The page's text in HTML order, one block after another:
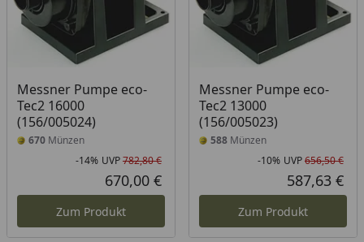
Messner Pumpe eco-
Tec2 16000
(156/005024)
670 Münzen
Rabatt in Prozent
-14%
Ursprünglicher Preis
UVP782,80 €
Aktueller Preis
670,00 €
Zum Produkt
Messner Pumpe eco-
Tec2 13000
(156/005023)
588Münzen
-10% UVP656,50 €
587,63 €
Zum Produkt